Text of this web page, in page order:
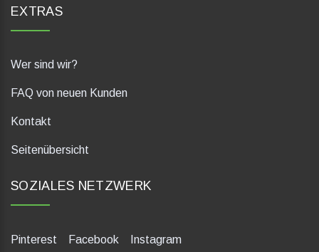
EXTRAS
Wer sind wir?
FAQ von neuen Kunden
Kontakt
Seitenübersicht
SOZIALES NETZWERK
Pinterest Facebook Instagram